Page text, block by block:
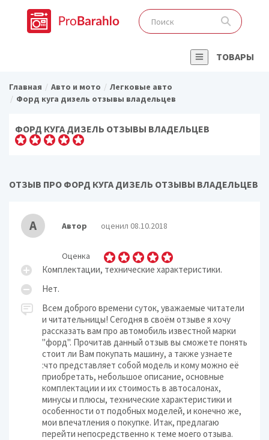
ТОВАРЫ
Главная Авто и мото
Легковые авто
Форд куга дизель отзывы владельцев
ФОРД КУГА ДИЗЕЛЬ ОТЗЫВЫ ВЛАДЕЛЬЦЕВ
ОТЗЫВ ПРО ФОРД КУГА ДИЗЕЛЬ ОТЗЫВЫ ВЛАДЕЛЬЦЕВ
А Автор оценил 08.10.2018
Оценка
Комплектации, технические характеристики.
Нет.
Всем доброго времени суток, уважаемые читатели
и читательницы! Сегодня в своём отзыве я хочу
рассказать вам про автомобиль известной марки
"форд". Прочитав данный отзыв вы сможете понять
стоит ли Вам покупать машину, а также узнаете
:что представляет собой модель и кому можно её
приобретать, небольшое описание, основные
комплектации и их стоимость в автосалонах,
минусы и плюсы, технические характеристики и
особенности от подобных моделей, и конечно же,
мои впечатления о покупке. Итак, предлагаю
перейти непосредственно к теме моего отзыва.